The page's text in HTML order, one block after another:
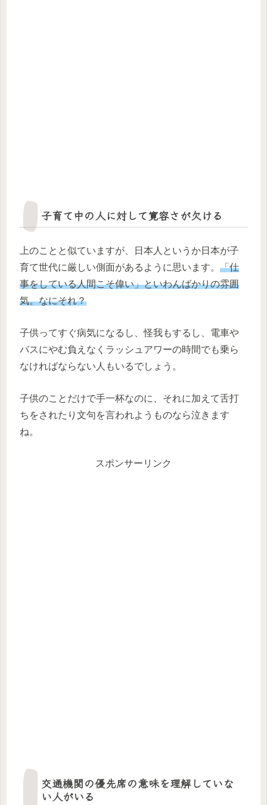
子育て中の人に対して寛容さが欠ける
上のことと似ていますが、日本人というか日本が子
育て世代に厳しい側面があるように思います。 「仕
事をしている人間こそ偉い」といわんばかりの雰囲
気。なにそれ？
子供ってすぐ病気になるし、怪我もするし、電車や
バスにやむ負えなくラッシュアワーの時間でも乗ら
なければならない人もいるでしょう。
子供のことだけで手一杯なのに、それに加えて舌打
ちをされたり文句を言われようものなら泣きます
ね。
スポンサーリンク
交通機関の優先席の意味を理解していな
い人がいる